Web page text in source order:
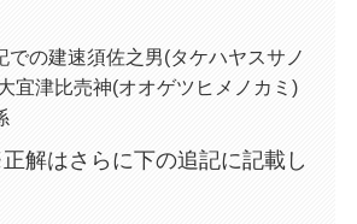
での建速須佐之男(タケハヤスサノ
宜津比売神(オオゲツヒメノカミ)
解はさらに下の追記に記載し